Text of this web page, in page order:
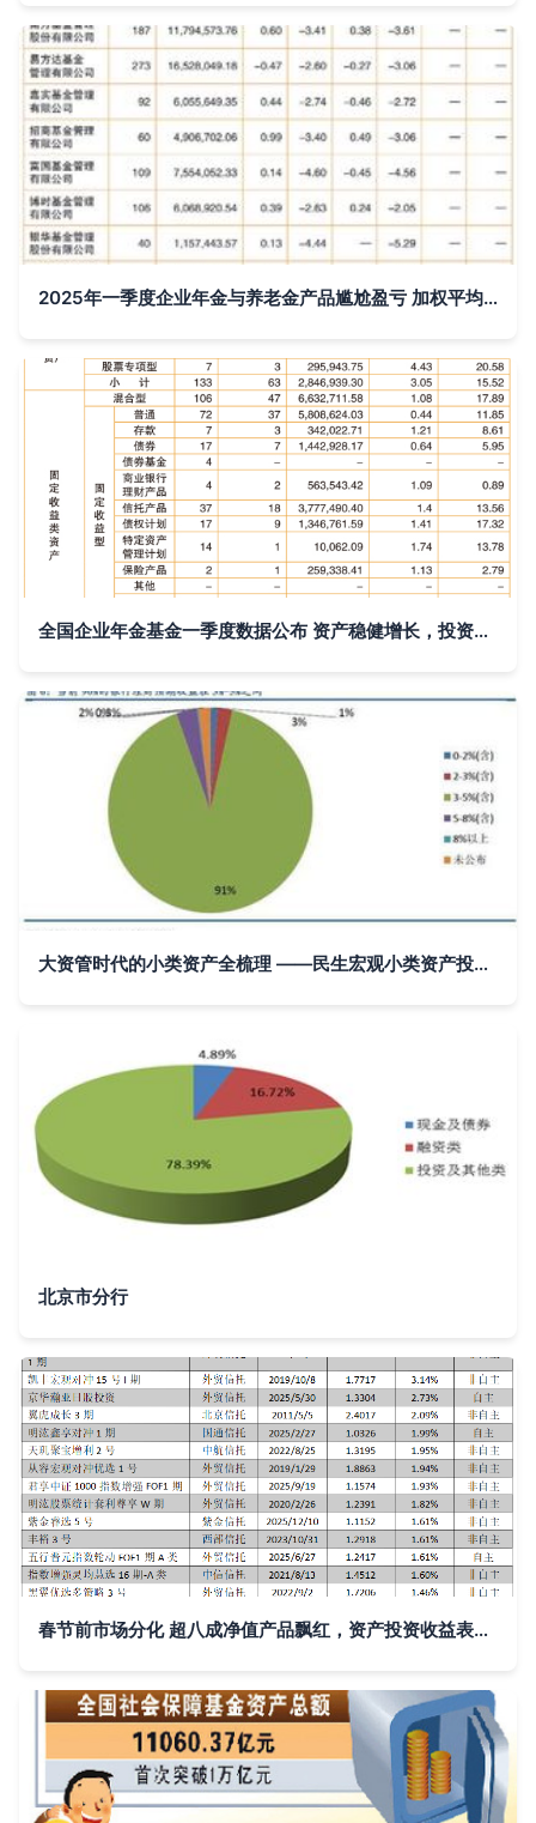
2025年一季度企业年金与养老金产品尴尬盈亏 加权平均收益率惊现负数
全国企业年金基金一季度数据公布 资产稳健增长，投资收益初显韧性
大资管时代的小类资产全梳理 ——民生宏观小类资产投资手册第1集 资产投资收益
北京市分行
春节前市场分化 超八成净值产品飘红，资产投资收益表现抢眼